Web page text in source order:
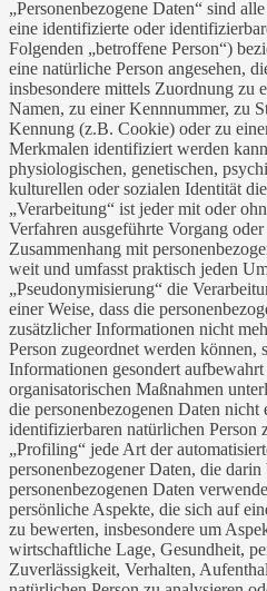
„Personenbezogene Daten“ sind
eine identifizierte oder
Folgenden „betroffene Person“)
eine natürliche Person angesehen,
insbesondere mittels Zuordnung zu
Namen, zu einer Kennnummer, zu
Kennung (z.B. Cookie) oder zu
Merkmalen identifiziert werden
physiologischen, genetischen,
kulturellen oder sozialen Identität
„Verarbeitung“ ist jeder mit oder
Verfahren ausgeführte Vorgang
Zusammenhang mit
weit und umfasst praktisch jeden
„Pseudonymisierung“ die
einer Weise, dass die
zusätzlicher Informationen nicht
Person zugeordnet werden können,
Informationen gesondert
organisatorischen Maßnahmen
die personenbezogenen Daten
identifizierbaren natürlichen Person
„Profiling“ jede Art der
personenbezogener Daten, die darin
personenbezogenen Daten
persönliche Aspekte, die sich auf
zu bewerten, insbesondere um
wirtschaftliche Lage, Gesundheit,
Zuverlässigkeit, Verhalten,